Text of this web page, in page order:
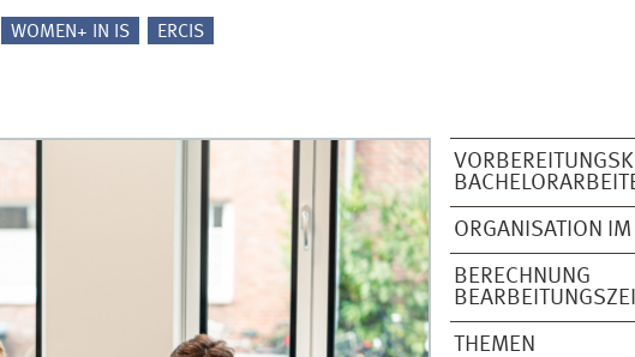
WOMEN+ IN IS ERCIS
ORGANISATION IM
BERECHNUNG
THEMEN